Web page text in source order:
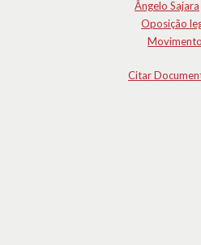
Ângelo Sajara
Oposição
Citar